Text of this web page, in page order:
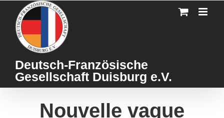
content
Deutsch-Französische
Gesellschaft Duisburg e.V.
Nouvelle vague